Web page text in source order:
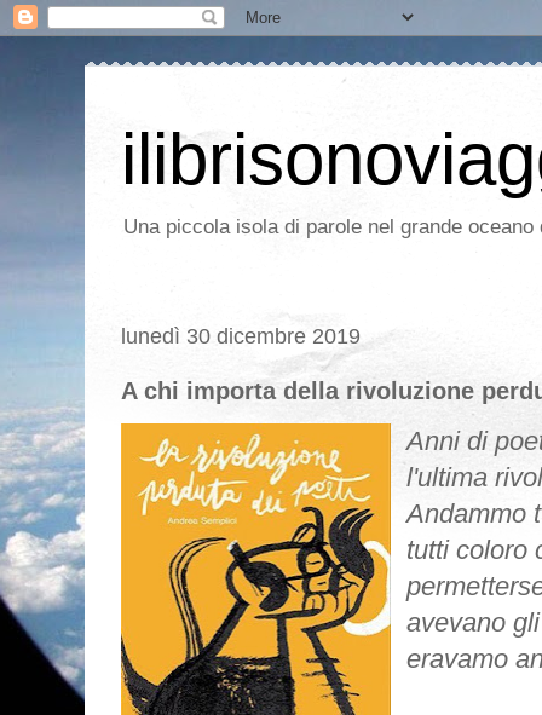
Una piccola isola di parole nel grande
lunedì 30 dicembre 2019
A chi importa della rivoluzione
Anni di
l'ultima
Andammo
tutti coloro
avevano
eravamo